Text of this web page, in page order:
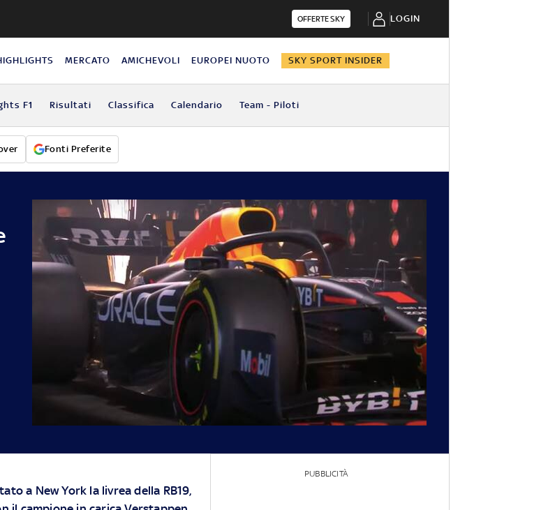
OFFERTE SKY LOGIN
MERCATO AMICHEVOLI EUROPEI NUOTO SKY SPORT INSIDER
F1 Risultati Classifica Calendario Team - Piloti
Fonti Preferite
a New York la livrea della RB19,
PUBBLICITÀ